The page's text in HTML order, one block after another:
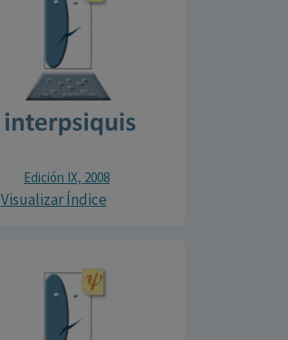
Edición IX, 2008
Visualizar Índice